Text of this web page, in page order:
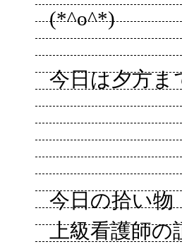
(*^o^*)
今日は夕方ま
今日の拾い物
上級看護師の